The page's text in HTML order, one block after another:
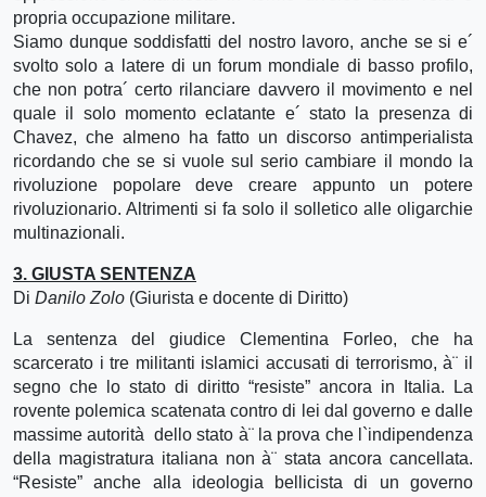
propria occupazione militare.
Siamo dunque soddisfatti del nostro lavoro, anche se si e´
svolto solo a latere di un forum mondiale di basso profilo,
che non potra´ certo rilanciare davvero il movimento e nel
quale il solo momento eclatante e´ stato la presenza di
Chavez, che almeno ha fatto un discorso antimperialista
ricordando che se si vuole sul serio cambiare il mondo la
rivoluzione popolare deve creare appunto un potere
rivoluzionario. Altrimenti si fa solo il solletico alle oligarchie
multinazionali.
3. GIUSTA SENTENZA
Di Danilo Zolo (Giurista e docente di Diritto)
La sentenza del giudice Clementina Forleo, che ha
scarcerato i tre militanti islamici accusati di terrorismo, à¨ il
segno che lo stato di diritto “resiste” ancora in Italia. La
rovente polemica scatenata contro di lei dal governo e dalle
massime autorità dello stato à¨ la prova che l`indipendenza
della magistratura italiana non à¨ stata ancora cancellata.
“Resiste” anche alla ideologia bellicista di un governo